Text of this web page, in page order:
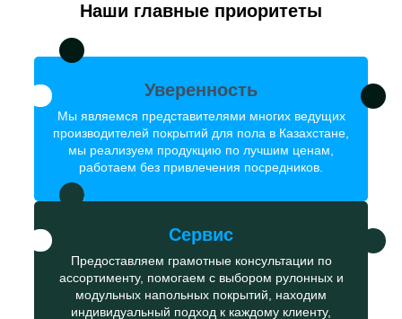
Наши главные приоритеты
Уверенность
Мы являемся представителями многих ведущих
производителей покрытий для пола в Казахстане,
мы реализуем продукцию по лучшим ценам,
работаем без привлечения посредников.
Сервис
Предоставляем грамотные консультации по
ассортименту, помогаем с выбором рулонных и
модульных напольных покрытий, находим
индивидуальный подход к каждому клиенту,